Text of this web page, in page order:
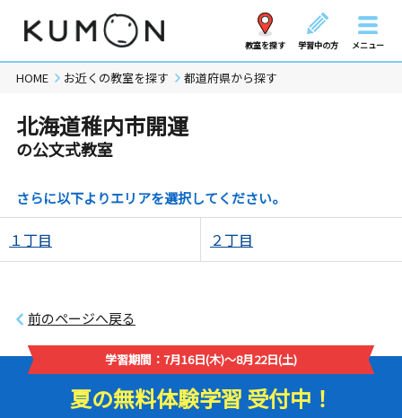
教室を探す 学習中の方 メニュー
HOME お近くの教室を探す 都道府県から探す
北海道稚内市開運
の公文式教室
さらに以下よりエリアを選択してください。
１丁目 ２丁目
前のページへ戻る
学習期間：7月16日(木)～8月22日(土)
夏の無料体験学習 受付中！